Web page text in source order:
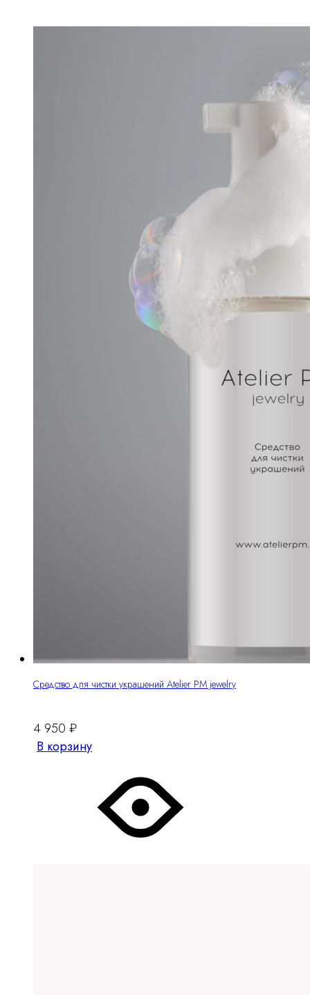
Средство для чистки украшений Atelier PM jewelry
4 950 ₽
В корзину